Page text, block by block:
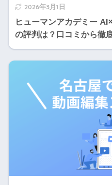
2026年3月1日
ヒューマンアカデミー
の評判は？口コミから徹